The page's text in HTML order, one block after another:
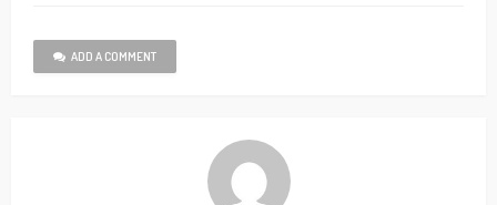
ADD A COMMENT